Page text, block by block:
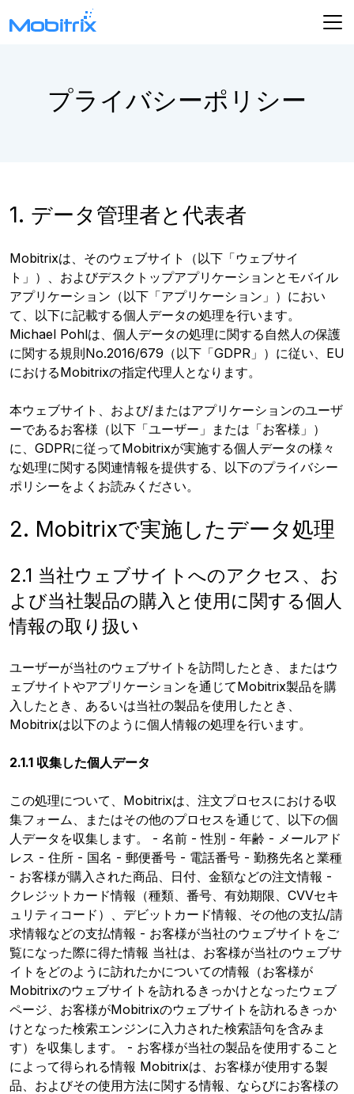
プライバシーポリシー
1. データ管理者と代表者
Mobitrixは、そのウェブサイト（以下「ウェブサイ
ト」）、およびデスクトップアプリケーションとモバイル
アプリケーション（以下「アプリケーション」）におい
て、以下に記載する個人データの処理を行います。
Michael Pohlは、個人データの処理に関する自然人の保護
に関する規則No.2016/679（以下「GDPR」）に従い、EU
におけるMobitrixの指定代理人となります。
本ウェブサイト、および/またはアプリケーションのユーザ
ーであるお客様（以下「ユーザー」または「お客様」）
に、GDPRに従ってMobitrixが実施する個人データの様々
な処理に関する関連情報を提供する、以下のプライバシー
ポリシーをよくお読みください。
2. Mobitrixで実施したデータ処理
2.1 当社ウェブサイトへのアクセス、お
よび当社製品の購入と使用に関する個人
情報の取り扱い
ユーザーが当社のウェブサイトを訪問したとき、またはウ
ェブサイトやアプリケーションを通じてMobitrix製品を購
入したとき、あるいは当社の製品を使用したとき、
Mobitrixは以下のように個人情報の処理を行います。
2.1.1 収集した個人データ
この処理について、Mobitrixは、注文プロセスにおける収
集フォーム、またはその他のプロセスを通じて、以下の個
人データを収集します。 - 名前 - 性別 - 年齢 - メールアド
レス - 住所 - 国名 - 郵便番号 - 電話番号 - 勤務先名と業種
- お客様が購入された商品、日付、金額などの注文情報 -
クレジットカード情報（種類、番号、有効期限、CVVセキ
ュリティコード）、デビットカード情報、その他の支払/請
求情報などの支払情報 - お客様が当社のウェブサイトをご
覧になった際に得た情報 当社は、お客様が当社のウェブサ
イトをどのように訪れたかについての情報（お客様が
Mobitrixのウェブサイトを訪れるきっかけとなったウェブ
ページ、お客様がMobitrixのウェブサイトを訪れるきっか
けとなった検索エンジンに入力された検索語句を含みま
す）を収集します。 - お客様が当社の製品を使用すること
によって得られる情報 Mobitrixは、お客様が使用する製
品、およびその使用方法に関する情報、ならびにお客様の